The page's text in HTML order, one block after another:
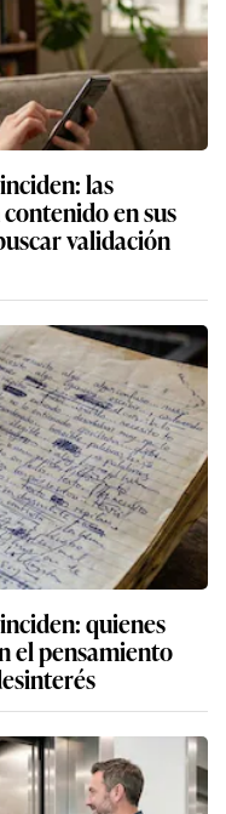
las
en sus
validación
quienes
el pensamiento